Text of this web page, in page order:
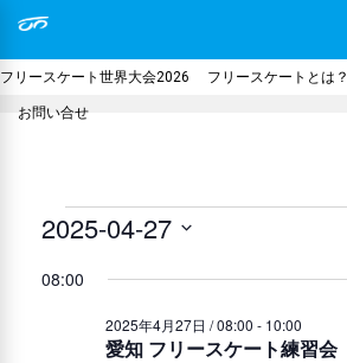
フリースケート世界大会2026 フリースケートとは？
お問い合せ
イ
ベ
2025-04-27
08:00
愛知 フリースケート練習会
2025年4月27日 / 08:00 - 10:00